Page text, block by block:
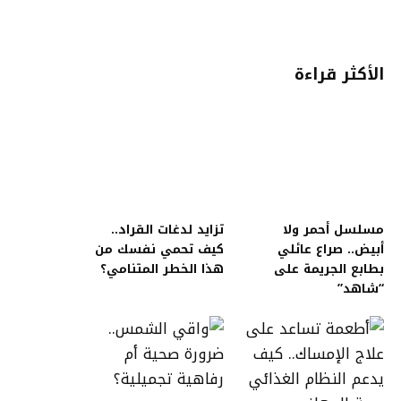
الأكثر قراءة
مسلسل أحمر ولا
أبيض.. صراع عائلي
بطابع الجريمة على
“شاهد”
تزايد لدغات القراد..
كيف تحمي نفسك من
هذا الخطر المتنامي؟